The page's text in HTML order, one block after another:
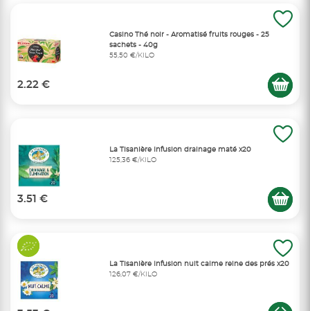
Casino Thé noir - Aromatisé fruits rouges - 25
sachets - 40g
55,50 €/KILO
2.22 €
La Tisanière Infusion drainage maté x20
125,36 €/KILO
3.51 €
La Tisanière Infusion nuit calme reine des prés x20
126,07 €/KILO